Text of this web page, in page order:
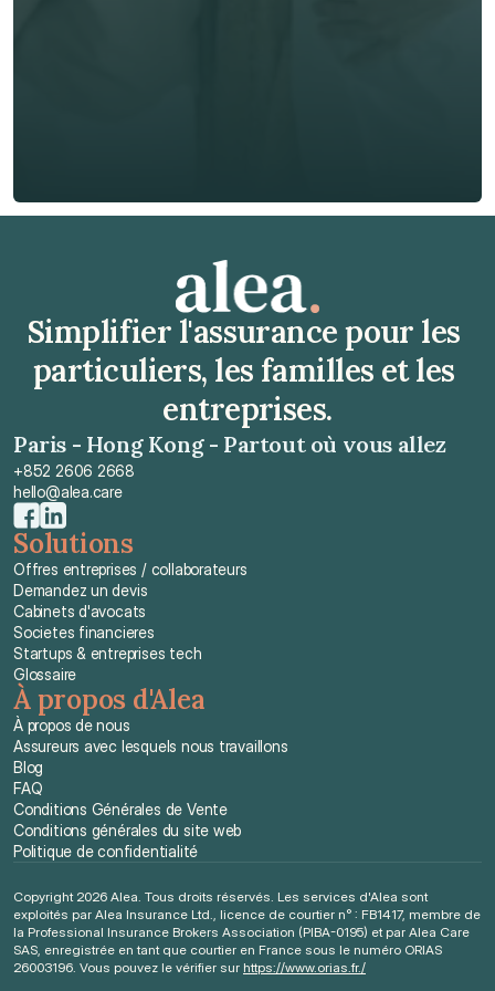
Obtenir un devis gratuit
Simplifier l'assurance pour les
particuliers, les familles et les
entreprises.
Paris - Hong Kong - Partout où vous allez
+852 2606 2668
hello@alea.care
Solutions
Offres entreprises / collaborateurs
Demandez un devis
Cabinets d'avocats
Societes financieres
Startups & entreprises tech
Glossaire
À propos d'Alea
À propos de nous
Assureurs avec lesquels nous travaillons
Blog
FAQ
Conditions Générales de Vente
Conditions générales du site web
Politique de confidentialité
Copyright 2026 Alea. Tous droits réservés. Les services d'Alea sont
exploités par Alea Insurance Ltd., licence de courtier n° : FB1417, membre de
la Professional Insurance Brokers Association (PIBA-0195) et par Alea Care
SAS, enregistrée en tant que courtier en France sous le numéro ORIAS
26003196. Vous pouvez le vérifier sur https://www.orias.fr./